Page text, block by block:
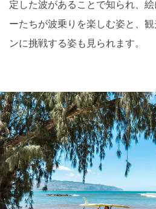
定した波があることで知られ、
ーたちが波乗りを楽しむ姿と、
ンに挑戦する姿も見られます。